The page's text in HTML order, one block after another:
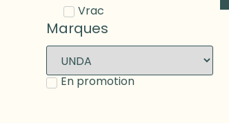
Vrac
Marques
En promotion